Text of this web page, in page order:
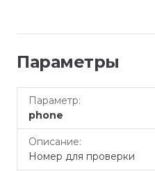
Параметры
Параметр
phone
Номер для проверки